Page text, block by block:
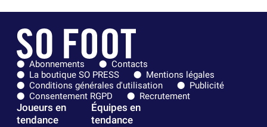
Abonnements
Contacts
La boutique SO PRESS
Mentions légales
Conditions générales d'utilisation
Publicité
Consentement RGPD
Recrutement
Joueurs en
tendance
Équipes en
tendance